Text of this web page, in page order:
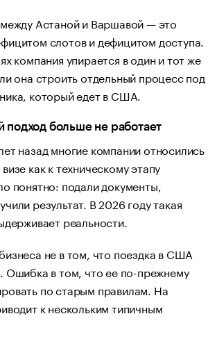
Астаной и Варшавой — это
слотов и дефицитом доступа.
компания упирается в один и тот же
она строить отдельный процесс под
который едет в США.
подход больше не работает
назад многие компании относились
как к техническому этапу
понятно: подали документы,
результат. В 2026 году такая
реальности.
не в том, что поездка в США
Ошибка в том, что ее по-прежнему
по старым правилам. На
к нескольким типичным